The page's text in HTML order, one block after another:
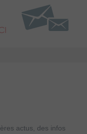
actus, des infos